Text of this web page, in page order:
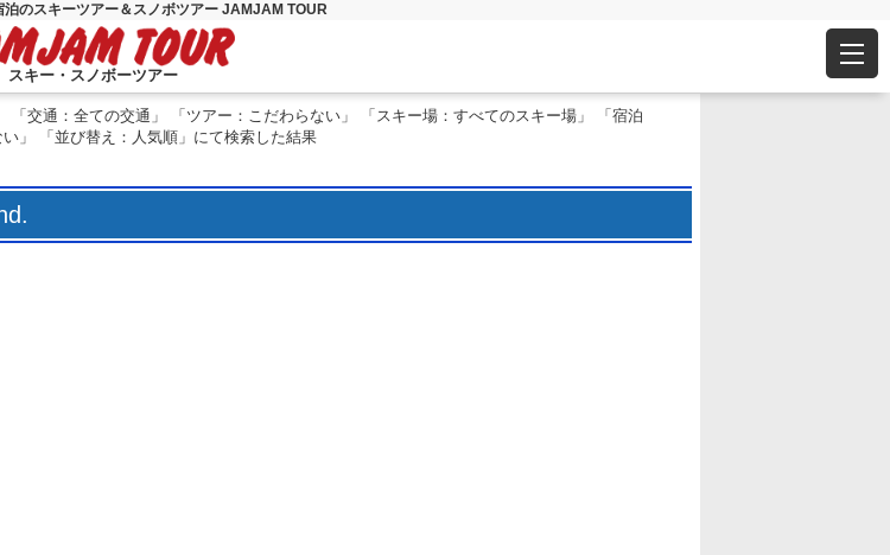
のスキーツアー＆スノボツアー JAMJAM TOUR
スキー・スノボーツアー
「交通：全ての交通」 「ツアー：こだわらない」 「スキー場：すべてのスキー場」 「宿泊
」 「並び替え：人気順」にて検索した結果